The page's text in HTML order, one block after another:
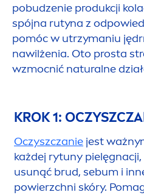
pobudzenie produkcji
spójna rutyna z
pomóc w utrzymaniu
nawilżenia. Oto prosta
wzmocnić naturalne
KROK 1:
Oczyszczanie jest
każdej rytuny
usunąć brud, sebum i
powierzchni skóry.